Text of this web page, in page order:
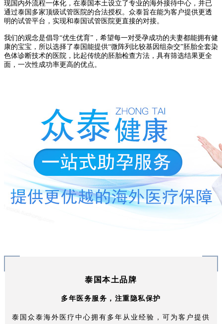
现国内外流程一体化，在泰国本土设立了专业的海外接待中心，并已
通过泰国多家顶级试管医院的合法授权。众泰旨在能为客户提供更透
明的试管平台，实现和泰国试管医院更直接的对接。
我们的观念是倡导“优生优育”，希望每一对受孕成功的夫妻都能拥有健
康的宝宝，所以选择了泰国能提供“微阵列比较基因组杂交”胚胎全套染
色体诊断技术的医院，比起传统的胚胎检查方法，具有筛选结果更全
面，一次性成功率更高的优点。
泰国本土品牌
多年医务服务，注重隐私保护
泰国众泰海外医疗中心拥有多年从业经验，可为客户提供